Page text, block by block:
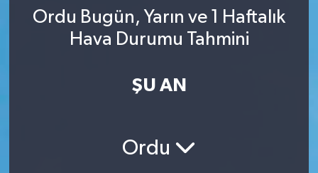
Ordu Bugün, Yarın ve 1 Haftalık
Hava Durumu Tahmini
ŞU AN
Ordu
Son Dakika Haberleri